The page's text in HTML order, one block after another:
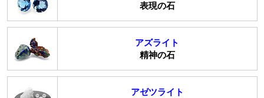
表現の石
アズライト
精神の石
アゼツライト